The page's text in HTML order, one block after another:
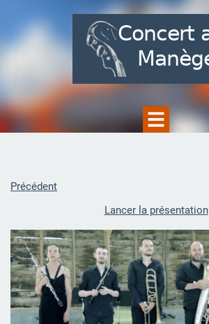
Précédent
Lancer la présentation